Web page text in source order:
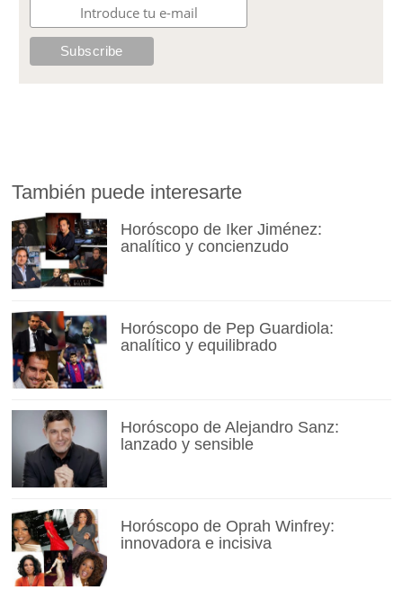
También puede interesarte
Horóscopo de Iker Jiménez:
analítico y concienzudo
Horóscopo de Pep Guardiola:
analítico y equilibrado
Horóscopo de Alejandro Sanz:
lanzado y sensible
Horóscopo de Oprah Winfrey:
innovadora e incisiva